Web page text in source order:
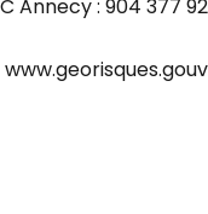
Annecy : 904 377